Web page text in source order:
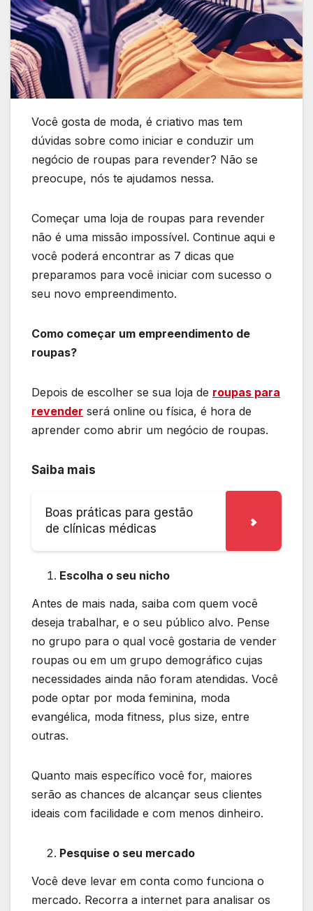
Você gosta de moda, é criativo mas tem
dúvidas sobre como iniciar e conduzir um
negócio de roupas para revender? Não se
preocupe, nós te ajudamos nessa.
Começar uma loja de roupas para revender
não é uma missão impossível. Continue aqui e
você poderá encontrar as 7 dicas que
preparamos para você iniciar com sucesso o
seu novo empreendimento.
Como começar um empreendimento de
roupas?
Depois de escolher se sua loja de roupas para
revender será online ou física, é hora de
aprender como abrir um negócio de roupas.
Saiba mais
Boas práticas para gestão
de clínicas médicas
Escolha o seu nicho
Antes de mais nada, saiba com quem você
deseja trabalhar, e o seu público alvo. Pense
no grupo para o qual você gostaria de vender
roupas ou em um grupo demográfico cujas
necessidades ainda não foram atendidas. Você
pode optar por moda feminina, moda
evangélica, moda fitness, plus size, entre
outras.
Quanto mais específico você for, maiores
serão as chances de alcançar seus clientes
ideais com facilidade e com menos dinheiro.
Pesquise o seu mercado
Você deve levar em conta como funciona o
mercado. Recorra a internet para analisar os